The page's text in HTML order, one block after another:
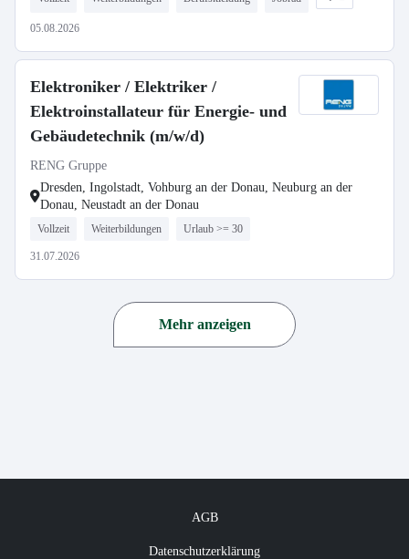
05.08.2026
Elektroniker / Elektriker /
Elektroinstallateur für Energie- und
Gebäudetechnik (m/w/d)
RENG Gruppe
Dresden, Ingolstadt, Vohburg an der Donau, Neuburg an der
Donau, Neustadt an der Donau
Vollzeit Weiterbildungen Urlaub >= 30
31.07.2026
Mehr anzeigen
AGB
Datenschutzerklärung